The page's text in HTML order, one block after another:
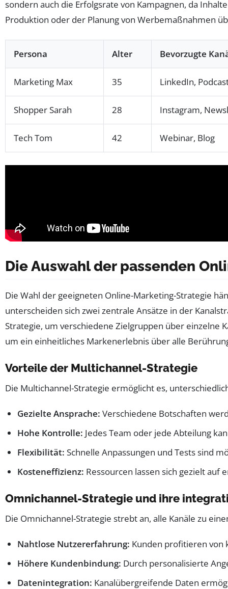
sondern auch die Erfolgsrate von Kampagnen, da
Produktion oder der Planung von Werbemaßnahmen
Persona Alter Bevorzugte
Marketing Max 35 LinkedIn,
Shopper Sarah 28 Instagram,
Tech Tom 42 Webinar, Blog
Die Auswahl der passenden
Die Wahl der geeigneten Online-Marketing-Strategie
unterscheiden sich zwei zentrale Ansätze in der
Strategie, um verschiedene Zielgruppen über einzelne
um ein einheitliches Markenerlebnis über alle
Vorteile der Multichannel-Strategie
Die Multichannel-Strategie ermöglicht es,
Gezielte Ansprache: Verschiedene Botschaften
Hohe Kontrolle: Jedes Team oder jede Abteilung
Flexibilität: Schnelle Anpassungen und Tests sind
Kosteneffizienz: Ressourcen lassen sich gezielt auf
Omnichannel-Strategie und ihre
Die Omnichannel-Strategie strebt an, alle Kanäle zu
Nahtlose Nutzererfahrung: Kunden profitieren von
Höhere Kundenbindung: Durch personalisierte
Datenintegration: Kanalübergreifende Daten